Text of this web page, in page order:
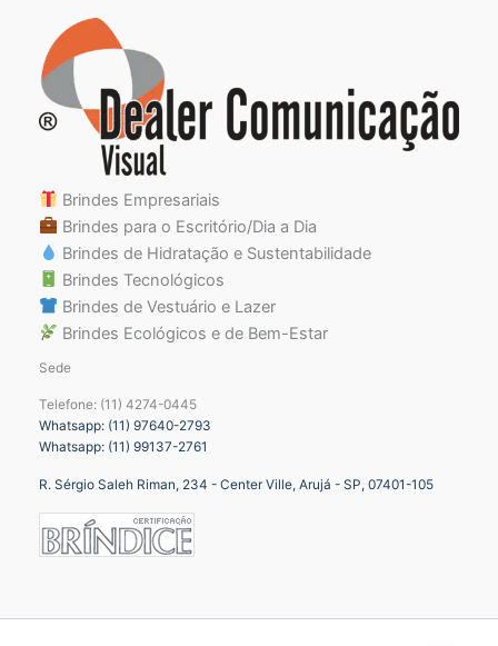
Brindes Empresariais
Brindes para o Escritório/Dia a Dia
Brindes de Hidratação e Sustentabilidade
Brindes Tecnológicos
Brindes de Vestuário e Lazer
Brindes Ecológicos e de Bem-Estar
Sede
Telefone: (11) 4274-0445
Whatsapp: (11) 97640-2793
Whatsapp: (11) 99137-2761
R. Sérgio Saleh Riman, 234 - Center Ville, Arujá - SP, 07401-105